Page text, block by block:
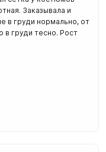
Заказывала и
в груди нормально, от
в груди тесно. Рост